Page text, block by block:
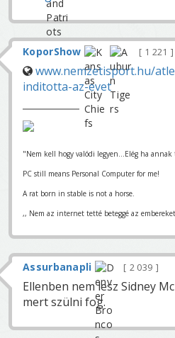
KoporShow 1 221
www.nemzetisport.hu/
inditotta-az-evet
"Nem kell hogy valódi legyen...Elég ha
PC still means Personal Computer for me!
A rat born in stable is not a horse.
,, Nem az internet tetté beteggé az
Assurbanapli 2 039
Ellenben nem lesz Sidney
mert szülni fog.